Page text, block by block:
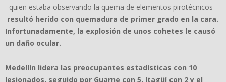
–quien estaba observando la quema de elementos pirotécnicos–
resultó herido con quemadura de primer grado en la cara.
Infortunadamente, la explosión de unos cohetes le causó
un daño ocular.
Medellín lidera las preocupantes estadísticas con 10
lesionados, seguido por Guarne con 5, Itagüí con 2 y el